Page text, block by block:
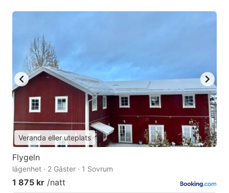
Veranda eller uteplats
Flygeln
lägenhet · 2 Gäster · 1 Sovrum
1 875 kr /natt